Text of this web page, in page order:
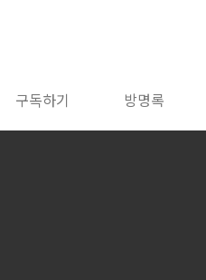
구독하기 방명록